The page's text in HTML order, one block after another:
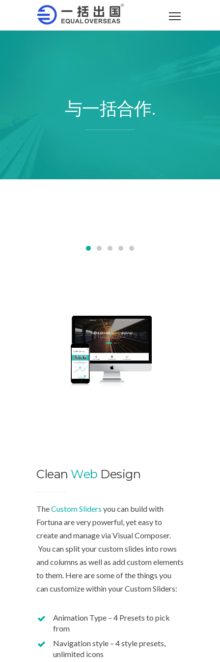
与一括合作.
Clean Web Design
TheCustom Sliders you can build with
Fortuna are very powerful, yet easy to
create and manage via Visual Composer.
You can split your custom slides into rows
and columns as well as add custom elements
to them. Here are some of the things you
can customize within your Custom Sliders:
Animation Type – 4 Presets to pick
from
Navigation style – 4 style presets,
unlimited icons